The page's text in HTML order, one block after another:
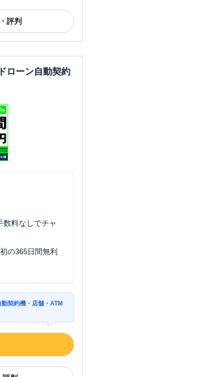
評判
ローン自動契約
数料なしでチャ
の365日間無利
契約機・店舗・ATM